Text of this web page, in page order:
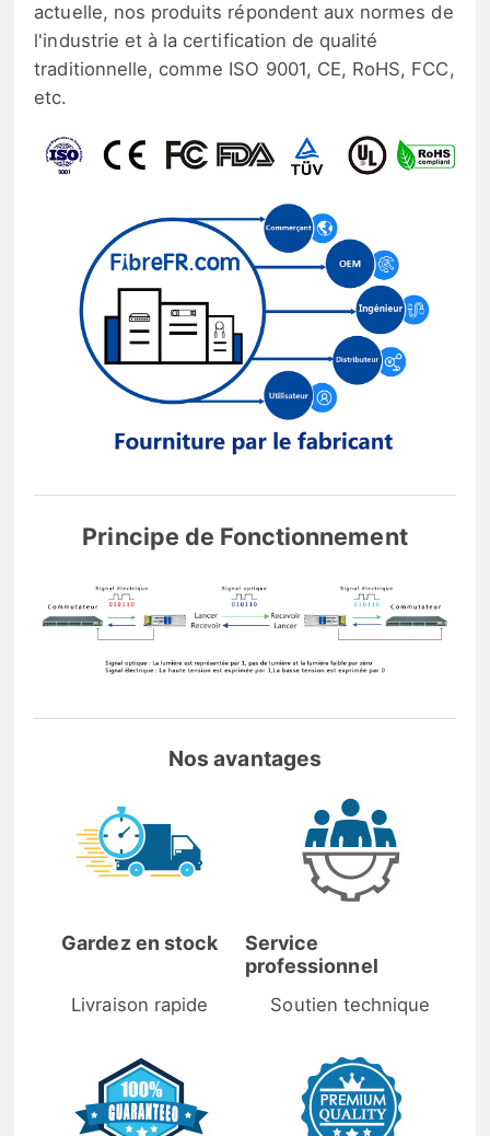
actuelle, nos produits répondent aux normes de
l'industrie et à la certification de qualité
traditionnelle, comme ISO 9001, CE, RoHS, FCC,
etc.
Principe de Fonctionnement
Nos avantages
Gardez en stock
Livraison rapide
Service
professionnel
Soutien technique